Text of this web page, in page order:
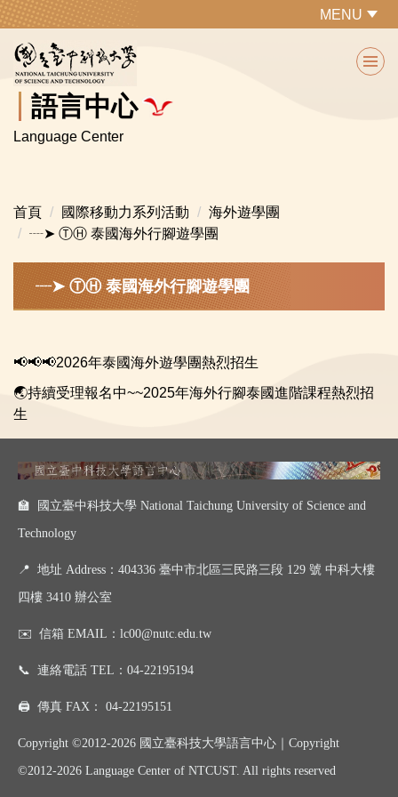
跳
主
要
容
區
語言中心
Language Center
MENU
首頁 國際移動力系列活動
海外遊學團
┈➤ ⓉⒽ 泰國海外行腳遊學團
┈➤ ⓉⒽ 泰國海外行腳遊學團
📢📢📢2026年泰國海外遊學團熱烈招生
🌏持續受理報名中~~2025年海外行腳泰國進階課程熱烈招
生
🏫 國立臺中科技大學 National Taichung University of Science and
Technology
📍 地址 Address：404336 臺中市北區三民路三段 129 號 中科大樓
四樓 3410 辦公室
✉️ 信箱 EMAIL： lc00@nutc.edu.tw
📞 連絡電話 TEL： 04-22195194
🖨️ 傳真 FAX： 04-22195151
Copyright ©2012-2026 國立臺科技大學語言中心｜ Copyright
©2012-2026 Language Center of NTCUST. All rights reserved